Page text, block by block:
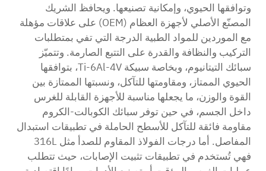
وتوافقها الحيوي، وإمكانية تصنيعها. ويحافظ الشريك
المصنّع الأصلي لأجهزة العظام (OEM) على علاقات مؤهلة
مع الموردين للمواد الطبية الدرجة التي تفي بمتطلبات
التركيب والنظافة والقدرة على التتبع الصارمة. وتتميّز
سبائك التيتانيوم، وبخاصة سبيكة Ti-6Al-4V، بتوافقها
الحيوي الممتاز، ومقاومتها للتآكل، ونسبتها الممتازة بين
القوة والوزن، ما يجعلها مناسبة للأجهزة القابلة للغرس
داخل الجسم، في حين توفر سبائك الكوبالت-الكروم
مقاومة فائقة للتآكل للأسطح الحاملة في تطبيقات استبدال
المفاصل. أما درجات الفولاذ المقاوم للصدأ مثل 316L
فهي تُستخدم في تطبيقات تثبيت الإصابات، حيث تتطلب